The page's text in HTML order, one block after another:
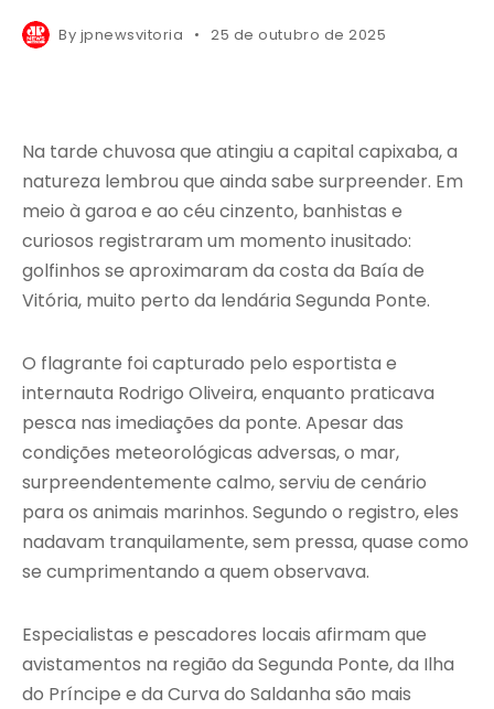
By jpnewsvitoria 25 de outubro de 2025
Na tarde chuvosa que atingiu a capital capixaba, a
natureza lembrou que ainda sabe surpreender. Em
meio à garoa e ao céu cinzento, banhistas e
curiosos registraram um momento inusitado:
golfinhos se aproximaram da costa da Baía de
Vitória, muito perto da lendária Segunda Ponte.
O flagrante foi capturado pelo esportista e
internauta Rodrigo Oliveira, enquanto praticava
pesca nas imediações da ponte. Apesar das
condições meteorológicas adversas, o mar,
surpreendentemente calmo, serviu de cenário
para os animais marinhos. Segundo o registro, eles
nadavam tranquilamente, sem pressa, quase como
se cumprimentando a quem observava.
Especialistas e pescadores locais afirmam que
avistamentos na região da Segunda Ponte, da Ilha
do Príncipe e da Curva do Saldanha são mais